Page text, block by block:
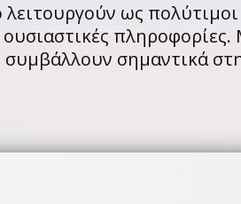
ως
ουσιαστικές
σημαντικά